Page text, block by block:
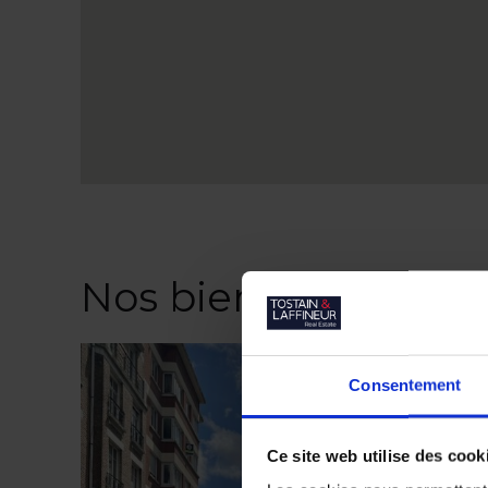
Consentement
Ce site web utilise des
Nos biens similaires